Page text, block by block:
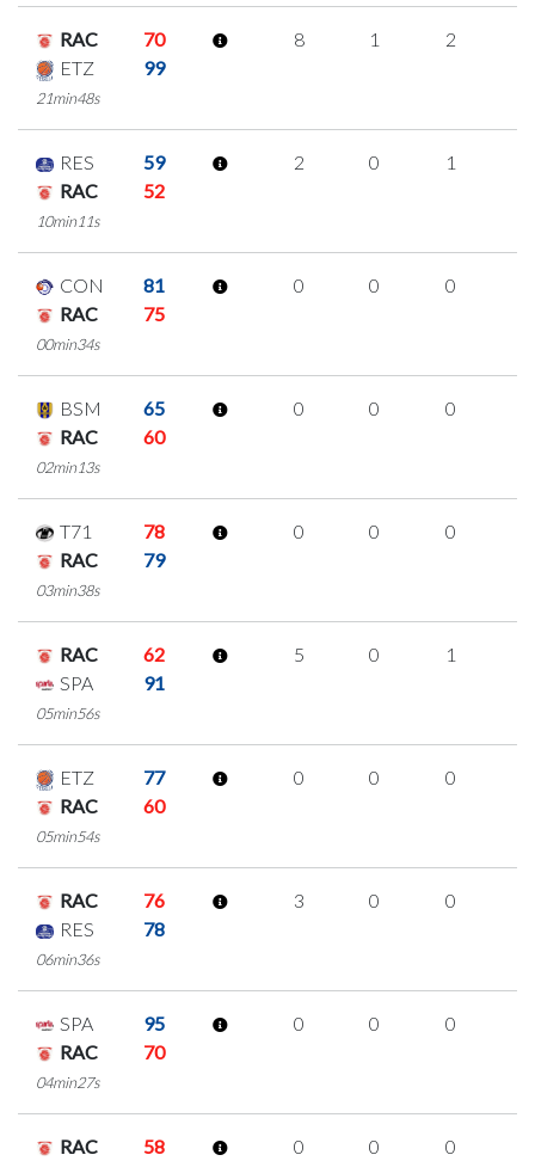
RAC
70
ETZ
99
21min48s
8 1 2
RES
59
RAC
52
10min11s
2 0 1
CON
81
RAC
75
00min34s
0 0 0
BSM
65
RAC
60
02min13s
0 0 0
T71
78
RAC
79
03min38s
0 0 0
RAC
62
SPA
91
05min56s
5 0 1
ETZ
77
RAC
60
05min54s
0 0 0
RAC
76
RES
78
06min36s
3 0 0
SPA
95
RAC
70
04min27s
0 0 0
RAC
58
0 0 0